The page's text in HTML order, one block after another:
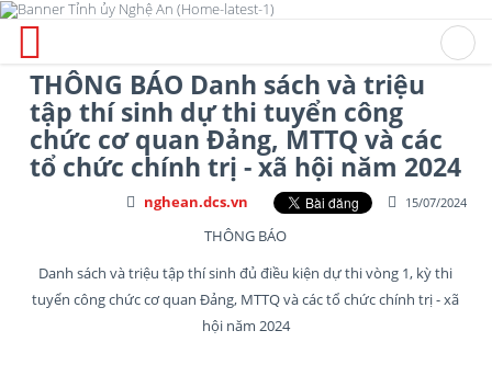
THÔNG BÁO Danh sách và triệu
tập thí sinh dự thi tuyển công
chức cơ quan Đảng, MTTQ và các
tổ chức chính trị - xã hội năm 2024
15/07/2024
nghean.dcs.vn
THÔNG BÁO
Danh sách và triệu tập thí sinh đủ điều kiện dự thi vòng 1, kỳ thi
tuyển công chức cơ quan Đảng, MTTQ và các tổ chức chính trị - xã
hội năm 2024